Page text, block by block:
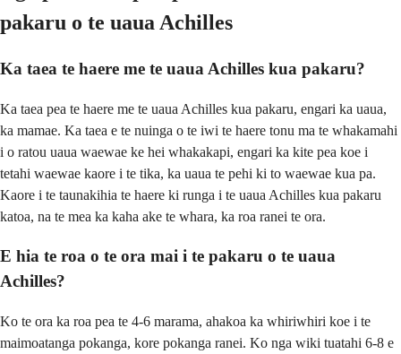
pakaru o te uaua Achilles
Ka taea te haere me te uaua Achilles kua pakaru?
Ka taea pea te haere me te uaua Achilles kua pakaru, engari ka uaua,
ka mamae. Ka taea e te nuinga o te iwi te haere tonu ma te whakamahi
i o ratou uaua waewae ke hei whakakapi, engari ka kite pea koe i
tetahi waewae kaore i te tika, ka uaua te pehi ki to waewae kua pa.
Kaore i te taunakihia te haere ki runga i te uaua Achilles kua pakaru
katoa, na te mea ka kaha ake te whara, ka roa ranei te ora.
E hia te roa o te ora mai i te pakaru o te uaua
Achilles?
Ko te ora ka roa pea te 4-6 marama, ahakoa ka whiriwhiri koe i te
maimoatanga pokanga, kore pokanga ranei. Ko nga wiki tuatahi 6-8 e